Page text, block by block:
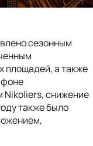
сезонным
площадей, а также
фоне
Nikoliers, снижение
также было